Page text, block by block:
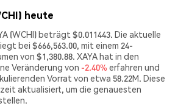
heute
(WCHI) beträgt $0.011443. Die aktuelle
bei $666,563.00, mit einem 24-
von $1,380.88. XAYA hat in den
Veränderung von -2.40% erfahren und
Vorrat von etwa 58.22M. Diese
aktualisiert, um die genauesten